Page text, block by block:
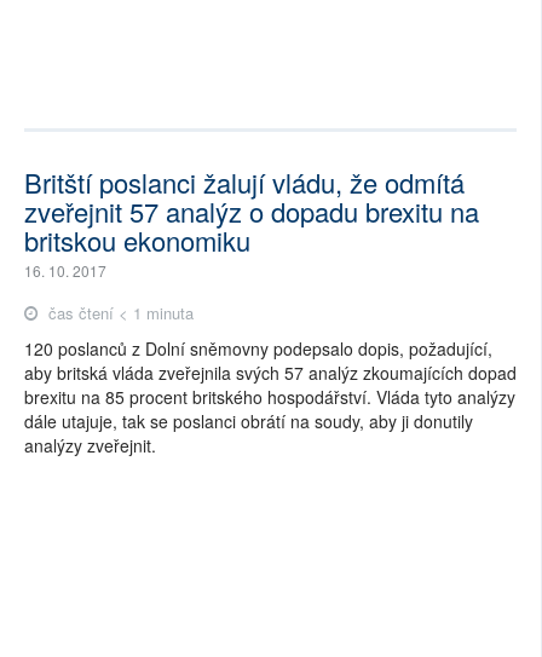
Britští poslanci žalují vládu, že odmítá
zveřejnit 57 analýz o dopadu brexitu na
britskou ekonomiku
16. 10. 2017
čas čtení < 1 minuta
120 poslanců z Dolní sněmovny podepsalo dopis, požadující,
aby britská vláda zveřejnila svých 57 analýz zkoumajících dopad
brexitu na 85 procent britského hospodářství. Vláda tyto analýzy
dále utajuje, tak se poslanci obrátí na soudy, aby ji donutily
analýzy zveřejnit.